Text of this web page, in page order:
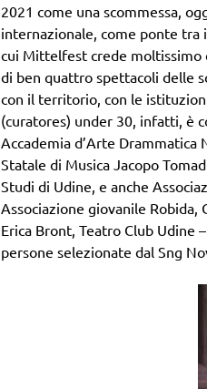
2021 come una scommessa,
internazionale, come ponte
cui Mittelfest crede moltissimo
di ben quattro spettacoli delle
con il territorio, con le
(curatores) under 30, infatti, è
Accademia d’Arte Drammatica
Statale di Musica Jacopo
Studi di Udine, e anche
Associazione giovanile
Erica Bront, Teatro Club Udine
persone selezionate dal Sng